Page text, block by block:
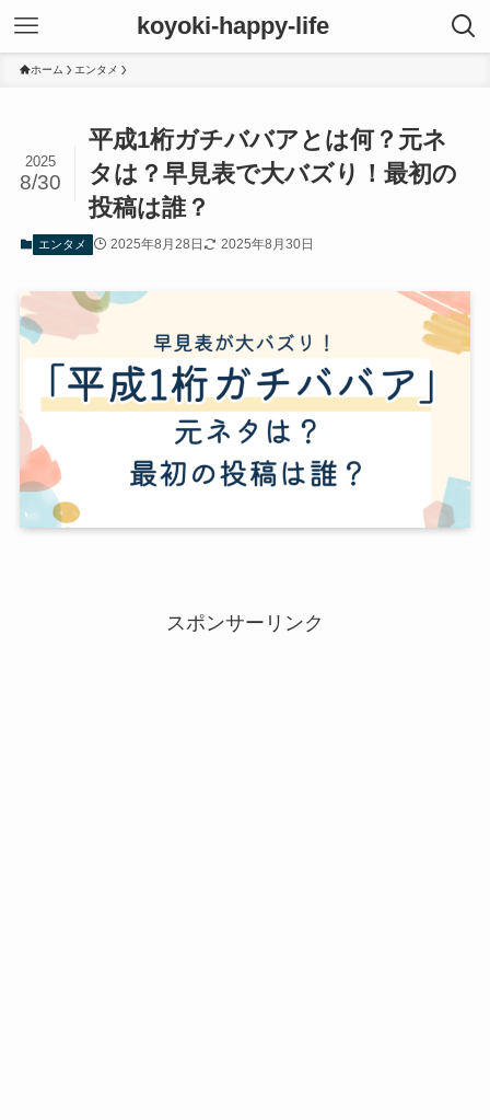
koyoki-happy-life
ホーム エンタメ
平成1桁ガチババアとは何？元ネ
タは？早見表で大バズり！最初の
投稿は誰？
2025
8/30
エンタメ 2025年8月28日 2025年8月30日
スポンサーリンク